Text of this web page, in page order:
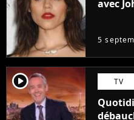
avec
5
player2 TV